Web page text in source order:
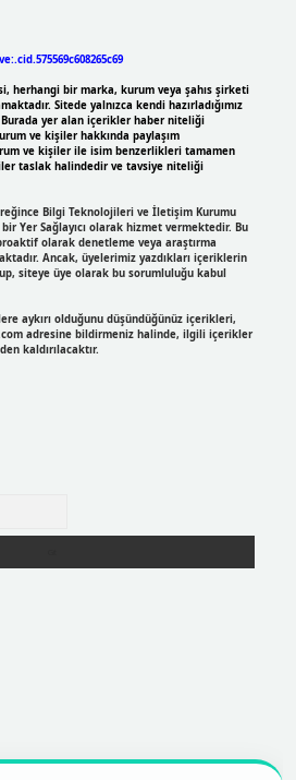
herhangi bir marka, kurum veya şahıs şirketi
Sitede yalnızca kendi hazırladığımız
yer alan içerikler haber niteliği
ve kişiler hakkında paylaşım
ve kişiler ile isim benzerlikleri tamamen
taslak halindedir ve tavsiye niteliği
Bilgi Teknolojileri ve İletişim Kurumu
Yer Sağlayıcı olarak hizmet vermektedir. Bu
olarak denetleme veya araştırma
Ancak, üyelerimiz yazdıkları içeriklerin
siteye üye olarak bu sorumluluğu kabul
aykırı olduğunu düşündüğünüz içerikleri,
adresine bildirmeniz halinde, ilgili içerikler
kaldırılacaktır.